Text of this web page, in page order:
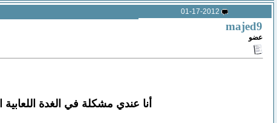
01-17-2012
majed9
عضو
أنا عندي مشكلة في الغدة